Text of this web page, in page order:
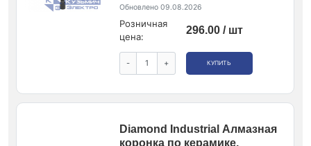
Обновлено 09.08.2026
Розничная
цена:
296.00 / шт
- + КУПИТЬ
Diamond Industrial Алмазная
коронка по керамике,